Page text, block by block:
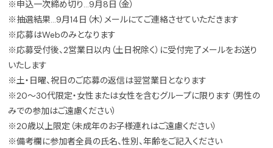
※申込一次締め切り…9月8日（金）
※抽選結果…9月14日（木）メールにてご連絡させていただきます
※応募はWebのみとなります
※応募受付後、2営業日以内（土日祝除く）に受付完了メールをお送り
いたします
※土・日曜、祝日のご応募の返信は翌営業日となります
※20〜30代限定・女性または女性を含むグループに限ります（男性の
みでの参加はご遠慮ください）
※20歳以上限定（未成年のお子様連れはご遠慮ください）
※備考欄に参加者全員の氏名、性別、年齢をご記入ください